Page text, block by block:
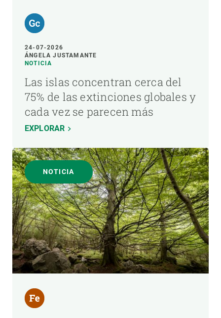
24-07-2026
ÁNGELA JUSTAMANTE
NOTICIA
Las islas concentran cerca del
75% de las extinciones globales y
cada vez se parecen más
EXPLORAR
NOTICIA